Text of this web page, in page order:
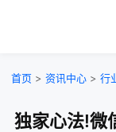
首页 > 资讯中心 > 行
独家心法!微